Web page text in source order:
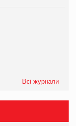
Всі журнали